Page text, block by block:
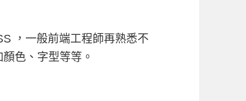
，一般前端工程師再熟悉不
色、字型等等。